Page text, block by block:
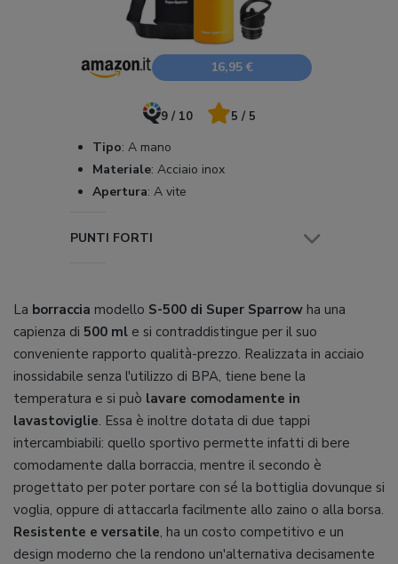
16,95 €
9 / 10 5 / 5
Tipo: A mano
Materiale: Acciaio inox
Apertura: A vite
PUNTI FORTI
La borraccia modello S-500 di Super Sparrow ha una
capienza di 500 ml e si contraddistingue per il suo
conveniente rapporto qualità-prezzo. Realizzata in acciaio
inossidabile senza l'utilizzo di BPA, tiene bene la
temperatura e si può lavare comodamente in
lavastoviglie. Essa è inoltre dotata di due tappi
intercambiabili: quello sportivo permette infatti di bere
comodamente dalla borraccia, mentre il secondo è
progettato per poter portare con sé la bottiglia dovunque si
voglia, oppure di attaccarla facilmente allo zaino o alla borsa.
Resistente e versatile, ha un costo competitivo e un
design moderno che la rendono un'alternativa decisamente